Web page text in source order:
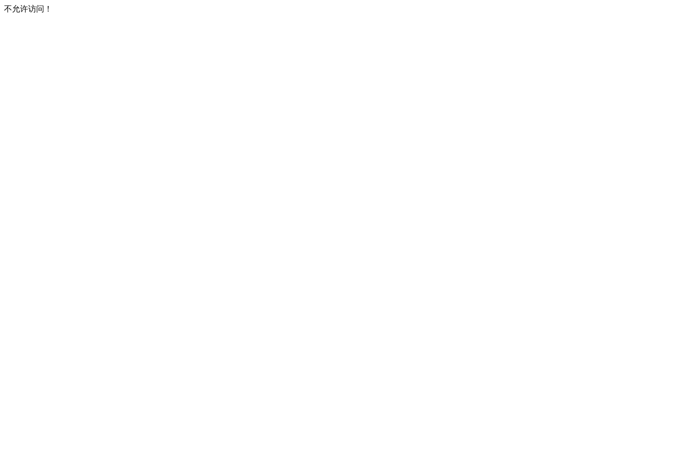
不允许访问！